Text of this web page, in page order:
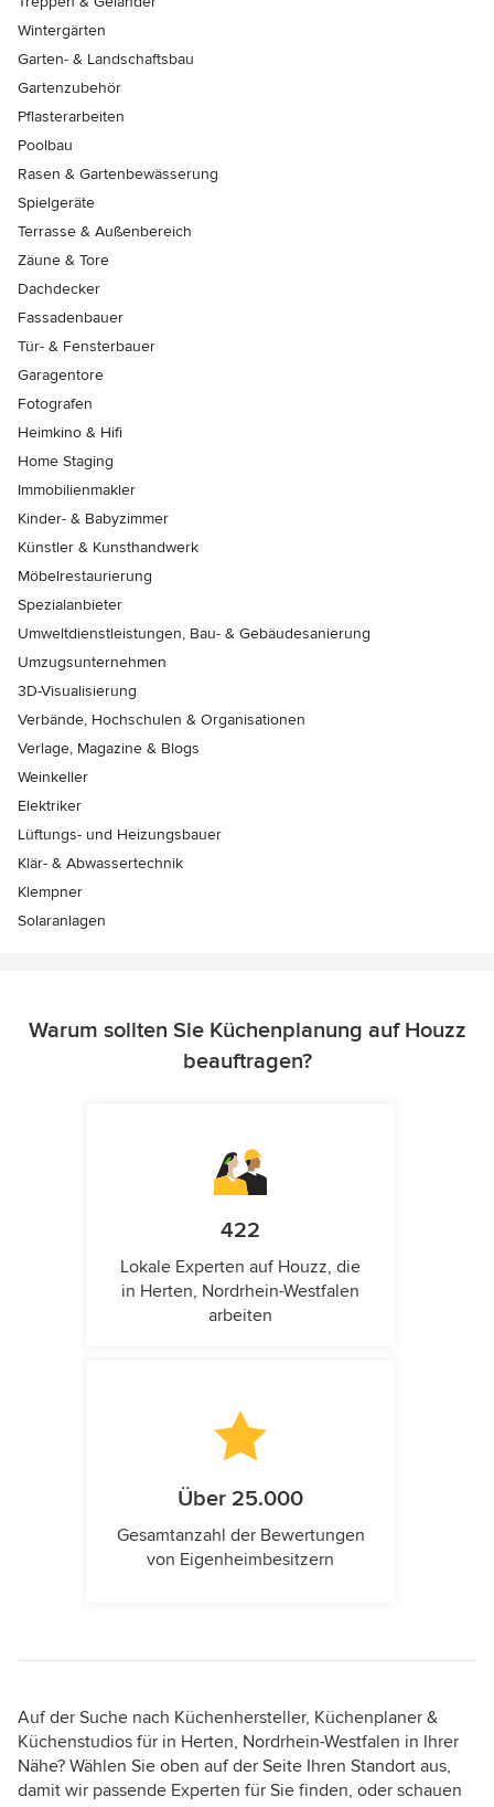
Wintergärten
Garten- & Landschaftsbau
Gartenzubehör
Pflasterarbeiten
Poolbau
Rasen & Gartenbewässerung
Spielgeräte
Terrasse & Außenbereich
Zäune & Tore
Dachdecker
Fassadenbauer
Tür- & Fensterbauer
Garagentore
Fotografen
Heimkino & Hifi
Home Staging
Immobilienmakler
Kinder- & Babyzimmer
Künstler & Kunsthandwerk
Möbelrestaurierung
Spezialanbieter
Umweltdienstleistungen, Bau- & Gebäudesanierung
Umzugsunternehmen
3D-Visualisierung
Verbände, Hochschulen & Organisationen
Verlage, Magazine & Blogs
Weinkeller
Elektriker
Lüftungs- und Heizungsbauer
Klär- & Abwassertechnik
Klempner
Solaranlagen
Warum sollten Sie Küchenplanung auf Houzz
beauftragen?
422
Lokale Experten auf Houzz, die
in Herten, Nordrhein-Westfalen
arbeiten
Über 25.000
Gesamtanzahl der Bewertungen
von Eigenheimbesitzern
Auf der Suche nach Küchenhersteller, Küchenplaner &
Küchenstudios für in Herten, Nordrhein-Westfalen in Ihrer
Nähe? Wählen Sie oben auf der Seite Ihren Standort aus,
damit wir passende Experten für Sie finden, oder schauen